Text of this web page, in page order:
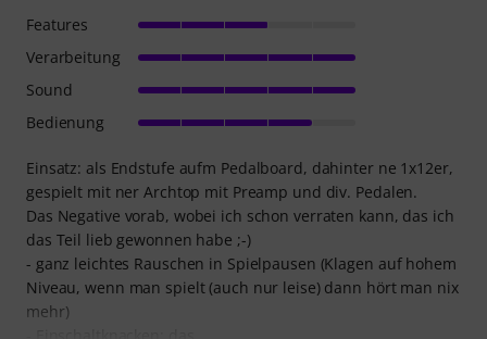
Einsatz: als Endstufe aufm Pedalboard, dahinter ne 1x12er,
gespielt mit ner Archtop mit Preamp und div. Pedalen.
Das Negative vorab, wobei ich schon verraten kann, das ich
das Teil lieb gewonnen habe ;-)
- ganz leichtes Rauschen in Spielpausen (Klagen auf hohem
Niveau, wenn man spielt (auch nur leise) dann hört man nix
mehr)
Features
Verarbeitung
Sound
Bedienung